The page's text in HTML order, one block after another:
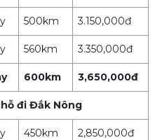
500km 3.150,000đ
560km 3.350,000đ
600km 3,650,000đ
đi Đắk Nông
450km 2,850,000đ